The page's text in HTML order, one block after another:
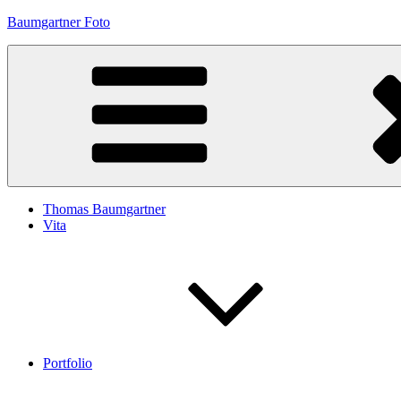
Zum
Baumgartner Foto
Thomas Baumgartner
Vita
Portfolio